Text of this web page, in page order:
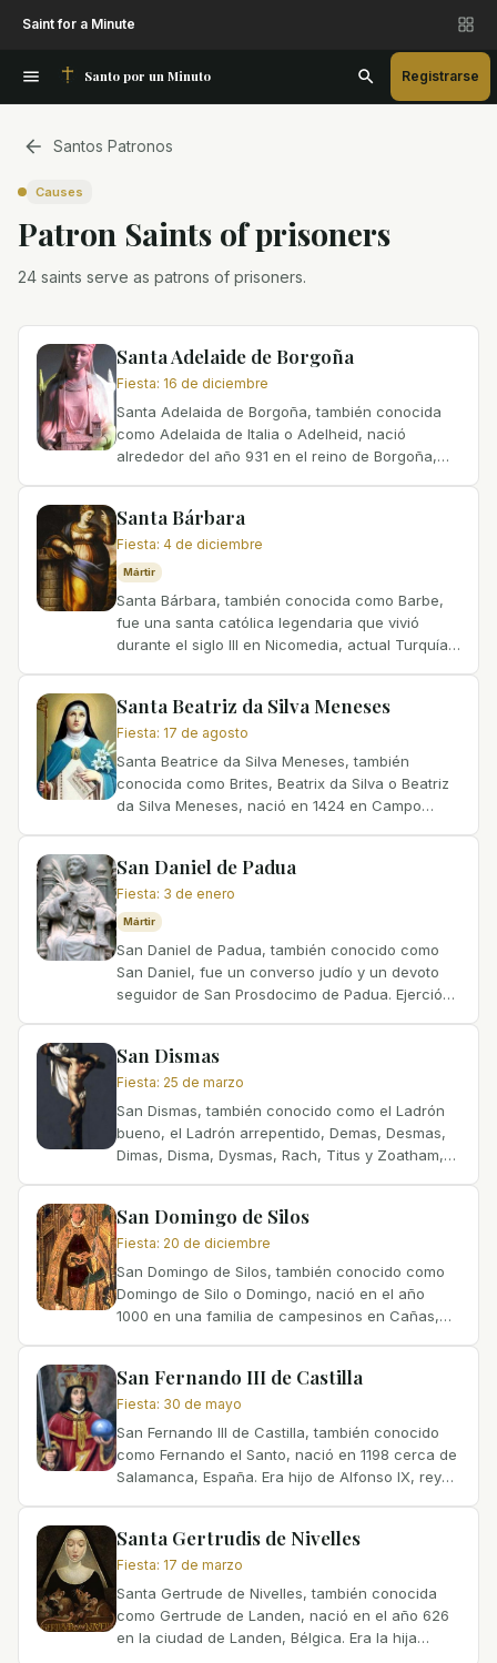
Saint for a Minute
Santo por un Minuto Registrarse
Santos Patronos
Causes
Patron Saints ofprisoners
24 saints serve as patrons of prisoners.
Santa Adelaide de Borgoña
Fiesta: 16 de diciembre
Santa Adelaida de Borgoña, también conocida
como Adelaida de Italia o Adelheid, nació
alrededor del año 931 en el reino de Borgoña,
Santa Bárbara
Fiesta: 4 de diciembre
Mártir
Santa Bárbara, también conocida como Barbe,
fue una santa católica legendaria que vivió
durante el siglo III en Nicomedia, actual Turquía.
Santa Beatriz da Silva Meneses
Fiesta: 17 de agosto
Santa Beatrice da Silva Meneses, también
conocida como Brites, Beatrix da Silva o Beatriz
da Silva Meneses, nació en 1424 en Campo
San Daniel de Padua
Fiesta: 3 de enero
Mártir
San Daniel de Padua, también conocido como
San Daniel, fue un converso judío y un devoto
seguidor de San Prosdocimo de Padua. Ejerció
San Dismas
Fiesta: 25 de marzo
San Dismas, también conocido como el Ladrón
bueno, el Ladrón arrepentido, Demas, Desmas,
Dimas, Disma, Dysmas, Rach, Titus y Zoatham,
San Domingo de Silos
Fiesta: 20 de diciembre
San Domingo de Silos, también conocido como
Domingo de Silo o Domingo, nació en el año
1000 en una familia de campesinos en Cañas,
San Fernando III de Castilla
Fiesta: 30 de mayo
San Fernando III de Castilla, también conocido
como Fernando el Santo, nació en 1198 cerca de
Salamanca, España. Era hijo de Alfonso IX, rey
Santa Gertrudis de Nivelles
Fiesta: 17 de marzo
Santa Gertrude de Nivelles, también conocida
como Gertrude de Landen, nació en el año 626
en la ciudad de Landen, Bélgica. Era la hija